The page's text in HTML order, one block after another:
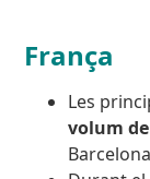
França
Les
volum